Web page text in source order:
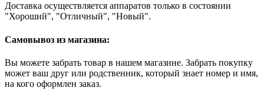
Доставка осуществляется аппаратов только в состоянии
"Хороший", "Отличный", "Новый".
Самовывоз из магазина:
Вы можете забрать товар в нашем магазине. Забрать покупку
может ваш друг или родственник, который знает номер и имя,
на кого оформлен заказ.